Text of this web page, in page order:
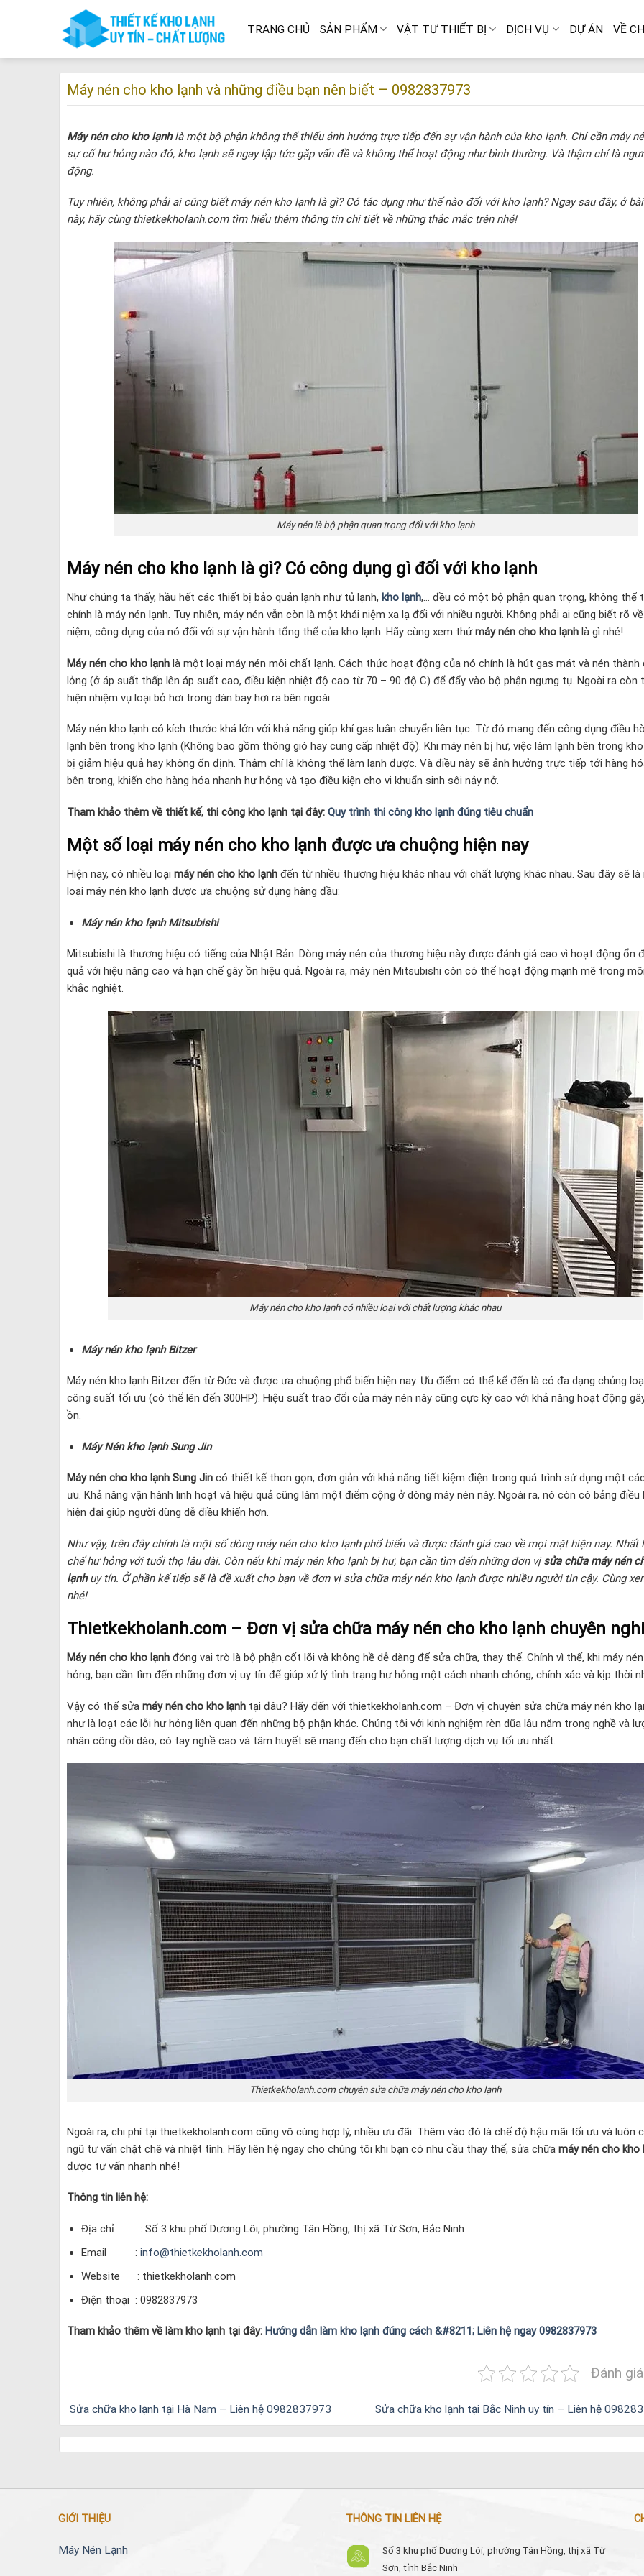
TRANG CHỦ SẢN PHẨM VẬT TƯ THIẾT BỊ DỊCH VỤ DỰ ÁN VỀ
Máy nén cho kho lạnh và những điều bạn nên biết – 0982837973
Máy nén cho kho lạnhlà một bộ phận không thể thiếu ảnh hưởng trực tiếp đến sự vận hành của kho lạnh. Chỉ cần máy
sự cố hư hỏng nào đó, kho lạnh sẽ ngay lập tức gặp vấn đề và không thể hoạt động như bình thường. Và thậm chí là
động.
Tuy nhiên, không phải ai cũng biết máy nén kho lạnh là gì? Có tác dụng như thế nào đối với kho lạnh? Ngay sau đây, ở
này, hãy cùng thietkekholanh.com tìm hiểu thêm thông tin chi tiết về những thắc mắc trên nhé!
Máy nén là bộ phận quan trọng đối với kho lạnh
Máy nén cho kho lạnh là gì? Có công dụng gì đối với kho lạnh
Như chúng ta thấy, hầu hết các thiết bị bảo quản lạnh như tủ lạnh, kho lạnh,… đều có một bộ phận quan trọng, không thể
chính là máy nén lạnh. Tuy nhiên, máy nén vẫn còn là một khái niệm xa lạ đối với nhiều người. Không phải ai cũng biết rõ
niệm, công dụng của nó đối với sự vận hành tổng thể của kho lạnh. Hãy cùng xem thửmáy nén cho kho lạnh là gì nhé!
Máy nén cho kho lạnh là một loại máy nén môi chất lạnh. Cách thức hoạt động của nó chính là hút gas mát và nén thành
lỏng (ở áp suất thấp lên áp suất cao, điều kiện nhiệt độ cao từ 70 – 90 độ C) để đẩy vào bộ phận ngưng tụ. Ngoài ra còn
hiện nhiệm vụ loại bỏ hơi trong dàn bay hơi ra bên ngoài.
Máy nén kho lạnh có kích thước khá lớn với khả năng giúp khí gas luân chuyển liên tục. Từ đó mang đến công dụng điều
lạnh bên trong kho lạnh (Không bao gồm thông gió hay cung cấp nhiệt độ). Khi máy nén bị hư, việc làm lạnh bên trong
bị giảm hiệu quả hay không ổn định. Thậm chí là không thể làm lạnh được. Và điều này sẽ ảnh hưởng trực tiếp tới hàng
bên trong, khiến cho hàng hóa nhanh hư hỏng và tạo điều kiện cho vi khuẩn sinh sôi nảy nở.
Tham khảo thêm về thiết kế, thi công kho lạnh tại đây: Quy trình thi công kho lạnh đúng tiêu chuẩn
Một số loại máy nén cho kho lạnh được ưa chuộng hiện nay
Hiện nay, có nhiều loại máy nén cho kho lạnh đến từ nhiều thương hiệu khác nhau với chất lượng khác nhau. Sau đây sẽ
loại máy nén kho lạnh được ưa chuộng sử dụng hàng đầu:
Máy nén kho lạnh Mitsubishi
Mitsubishi là thương hiệu có tiếng của Nhật Bản. Dòng máy nén của thương hiệu này được đánh giá cao vì hoạt động ổn
quả với hiệu năng cao và hạn chế gây ồn hiệu quả. Ngoài ra, máy nén Mitsubishi còn có thể hoạt động mạnh mẽ trong
khắc nghiệt.
Máy nén cho kho lạnh có nhiều loại với chất lượng khác nhau
Máy nén kho lạnh Bitzer
Máy nén kho lạnh Bitzer đến từ Đức và được ưa chuộng phổ biến hiện nay. Ưu điểm có thể kể đến là có đa dạng chủng
công suất tối ưu (có thể lên đến 300HP). Hiệu suất trao đổi của máy nén này cũng cực kỳ cao với khả năng hoạt động
ồn.
Máy Nén kho lạnh Sung Jin
Máy nén cho kho lạnh Sung Jin có thiết kế thon gọn, đơn giản với khả năng tiết kiệm điện trong quá trình sử dụng một
ưu. Khả năng vận hành linh hoạt và hiệu quả cũng làm một điểm cộng ở dòng máy nén này. Ngoài ra, nó còn có bảng điều
hiện đại giúp người dùng dễ điều khiển hơn.
Như vậy, trên đây chính là một số dòng máy nén cho kho lạnh phổ biến và được đánh giá cao về mọi mặt hiện nay. Nhất
chế hư hỏng với tuổi thọ lâu dài. Còn nếu khi máy nén kho lạnh bị hư, bạn cần tìm đến những đơn vị sửa chữa máy nén
lạnhuy tín. Ở phần kế tiếp sẽ là đề xuất cho bạn về đơn vị sửa chữa máy nén kho lạnh được nhiều người tin cậy. Cùng
nhé!
Thietkekholanh.com – Đơn vị sửa chữa máy nén cho kho lạnh chuyên
Máy nén cho kho lạnh đóng vai trò là bộ phận cốt lõi và không hề dễ dàng để sửa chữa, thay thế. Chính vì thế, khi máy
hỏng, bạn cần tìm đến những đơn vị uy tín để giúp xử lý tình trạng hư hỏng một cách nhanh chóng, chính xác và kịp thời
Vậy có thể sửa máy nén cho kho lạnh tại đâu? Hãy đến với thietkekholanh.com – Đơn vị chuyên sửa chữa máy nén kho
như là loạt các lỗi hư hỏng liên quan đến những bộ phận khác. Chúng tôi với kinh nghiệm rèn dũa lâu năm trong nghề và
nhân công dồi dào, có tay nghề cao và tâm huyết sẽ mang đến cho bạn chất lượng dịch vụ tối ưu nhất.
Thietkekholanh.com chuyên sửa chữa máy nén cho kho lạnh
Ngoài ra, chi phí tại thietkekholanh.com cũng vô cùng hợp lý, nhiều ưu đãi. Thêm vào đó là chế độ hậu mãi tối ưu và luôn
ngũ tư vấn chặt chẽ và nhiệt tình. Hãy liên hệ ngay cho chúng tôi khi bạn có nhu cầu thay thế, sửa chữa máy nén cho kho
được tư vấn nhanh nhé!
Thông tin liên hệ:
Địa chỉ : Số 3 khu phố Dương Lôi, phường Tân Hồng, thị xã Từ Sơn, Bắc Ninh
Email : info@thietkekholanh.com
Website : thietkekholanh.com
Điện thoại : 0982837973
Tham khảo thêm về làm kho lạnh tại đây: Hướng dẫn làm kho lạnh đúng cách &#8211; Liên hệ ngay 0982837973
Đánh
Sửa chữa kho lạnh tại Hà Nam – Liên hệ 0982837973 Sửa chữa kho lạnh tại Bắc Ninh uy tín – Liên hệ
GIỚI THIỆU
Máy Nén Lạnh
THÔNG TIN LIÊN HỆ
Số 3 khu phố Dương Lôi, phường Tân Hồng, thị xã Từ
Sơn, tỉnh Bắc Ninh